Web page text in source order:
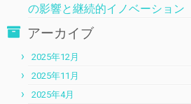
の影響と継続的イノベーション
アーカイブ
2025年12月
2025年11月
2025年4月